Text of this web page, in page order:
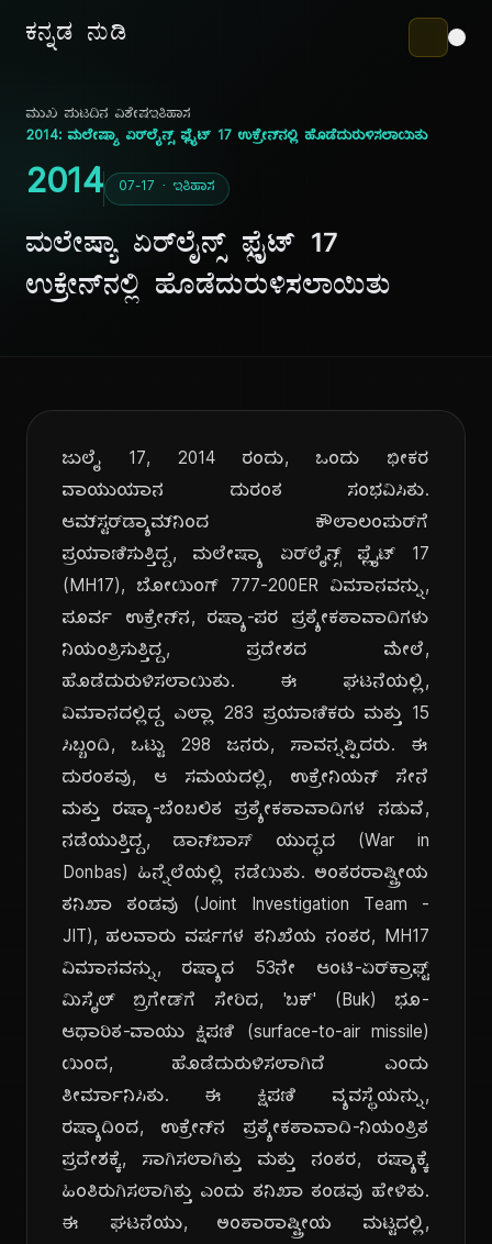
ಕನ್ನಡ ನುಡಿ
ಮುಖ ಪುಟದಿನ ವಿಶೇಷಇತಿಹಾಸ
2014: ಮಲೇಷ್ಯಾ ಏರ್‌ಲೈನ್ಸ್ ಫ್ಲೈಟ್ 17 ಉಕ್ರೇನ್‌ನಲ್ಲಿ ಹೊಡೆದುರುಳಿಸಲಾಯಿತು
2014 07-17 · ಇತಿಹಾಸ
ಮಲೇಷ್ಯಾ ಏರ್‌ಲೈನ್ಸ್ ಫ್ಲೈಟ್ 17
ಉಕ್ರೇನ್‌ನಲ್ಲಿ ಹೊಡೆದುರುಳಿಸಲಾಯಿತು
ಜುಲೈ 17, 2014 ರಂದು, ಒಂದು ಭೀಕರ
ವಾಯುಯಾನ ದುರಂತ ಸಂಭವಿಸಿತು.
ಆಮ್‌ಸ್ಟರ್‌ಡ್ಯಾಮ್‌ನಿಂದ ಕೌಲಾಲಂಪುರ್‌ಗೆ
ಪ್ರಯಾಣಿಸುತ್ತಿದ್ದ, ಮಲೇಷ್ಯಾ ಏರ್‌ಲೈನ್ಸ್ ಫ್ಲೈಟ್ 17
(MH17), ಬೋಯಿಂಗ್ 777-200ER ವಿಮಾನವನ್ನು,
ಪೂರ್ವ ಉಕ್ರೇನ್‌ನ, ರಷ್ಯಾ-ಪರ ಪ್ರತ್ಯೇಕತಾವಾದಿಗಳು
ನಿಯಂತ್ರಿಸುತ್ತಿದ್ದ, ಪ್ರದೇಶದ ಮೇಲೆ,
ಹೊಡೆದುರುಳಿಸಲಾಯಿತು. ಈ ಘಟನೆಯಲ್ಲಿ,
ವಿಮಾನದಲ್ಲಿದ್ದ ಎಲ್ಲಾ 283 ಪ್ರಯಾಣಿಕರು ಮತ್ತು 15
ಸಿಬ್ಬಂದಿ, ಒಟ್ಟು 298 ಜನರು, ಸಾವನ್ನಪ್ಪಿದರು. ಈ
ದುರಂತವು, ಆ ಸಮಯದಲ್ಲಿ, ಉಕ್ರೇನಿಯನ್ ಸೇನೆ
ಮತ್ತು ರಷ್ಯಾ-ಬೆಂಬಲಿತ ಪ್ರತ್ಯೇಕತಾವಾದಿಗಳ ನಡುವೆ,
ನಡೆಯುತ್ತಿದ್ದ, ಡಾನ್‌ಬಾಸ್ ಯುದ್ಧದ (War in
Donbas) ಹಿನ್ನೆಲೆಯಲ್ಲಿ ನಡೆಯಿತು. ಅಂತರರಾಷ್ಟ್ರೀಯ
ತನಿಖಾ ತಂಡವು (Joint Investigation Team -
JIT), ಹಲವಾರು ವರ್ಷಗಳ ತನಿಖೆಯ ನಂತರ, MH17
ವಿಮಾನವನ್ನು, ರಷ್ಯಾದ 53ನೇ ಆಂಟಿ-ಏರ್‌ಕ್ರಾಫ್ಟ್
ಮಿಸೈಲ್ ಬ್ರಿಗೇಡ್‌ಗೆ ಸೇರಿದ, 'ಬಕ್' (Buk) ಭೂ-
ಆಧಾರಿತ-ವಾಯು ಕ್ಷಿಪಣಿ (surface-to-air missile)
ಯಿಂದ, ಹೊಡೆದುರುಳಿಸಲಾಗಿದೆ ಎಂದು
ತೀರ್ಮಾನಿಸಿತು. ಈ ಕ್ಷಿಪಣಿ ವ್ಯವಸ್ಥೆಯನ್ನು,
ರಷ್ಯಾದಿಂದ, ಉಕ್ರೇನ್‌ನ ಪ್ರತ್ಯೇಕತಾವಾದಿ-ನಿಯಂತ್ರಿತ
ಪ್ರದೇಶಕ್ಕೆ, ಸಾಗಿಸಲಾಗಿತ್ತು ಮತ್ತು ನಂತರ, ರಷ್ಯಾಕ್ಕೆ
ಹಿಂತಿರುಗಿಸಲಾಗಿತ್ತು ಎಂದು ತನಿಖಾ ತಂಡವು ಹೇಳಿತು.
ಈ ಘಟನೆಯು, ಅಂತಾರಾಷ್ಟ್ರೀಯ ಮಟ್ಟದಲ್ಲಿ,